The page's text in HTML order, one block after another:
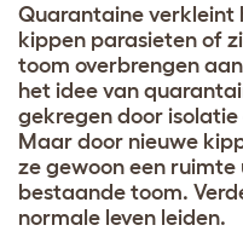
Quarantaine verkleint
kippen parasieten of
toom overbrengen
het idee van
gekregen door
Maar door nieuwe
ze gewoon een
bestaande toom.
normale leven leiden.